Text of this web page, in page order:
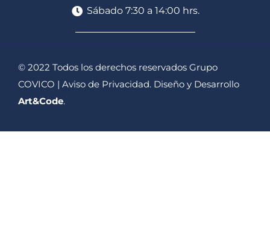
Sábado 7:30 a 14:00 hrs.
© 2022 Todos los derechos reservados Grupo
COVICO | Aviso de Privacidad. Diseño y Desarrollo
Art&Code.